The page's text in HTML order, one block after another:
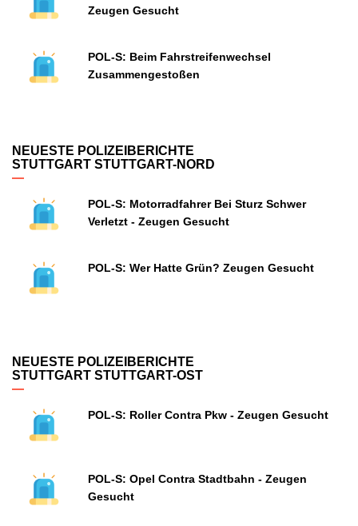
Zeugen Gesucht
POL-S: Beim Fahrstreifenwechsel
Zusammengestoßen
NEUESTE POLIZEIBERICHTE
STUTTGART STUTTGART-NORD
POL-S: Motorradfahrer Bei Sturz Schwer
Verletzt - Zeugen Gesucht
POL-S: Wer Hatte Grün? Zeugen Gesucht
NEUESTE POLIZEIBERICHTE
STUTTGART STUTTGART-OST
POL-S: Roller Contra Pkw - Zeugen Gesucht
POL-S: Opel Contra Stadtbahn - Zeugen
Gesucht